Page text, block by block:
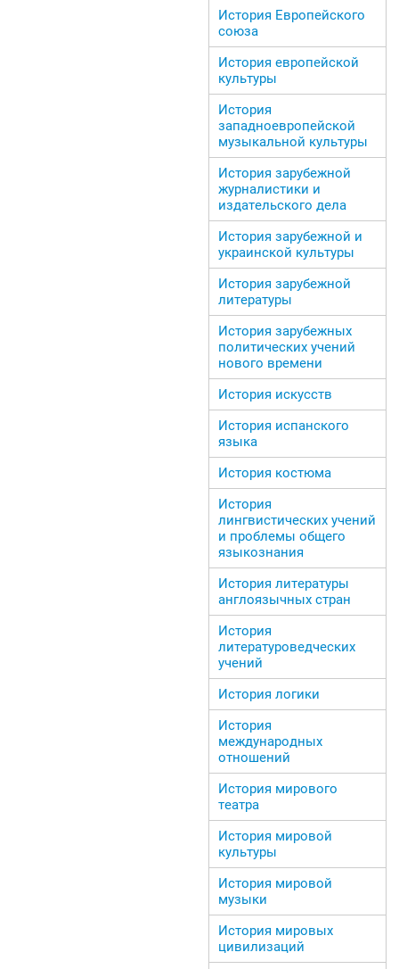
История Европейского
союза
История европейской
культуры
История
западноевропейской
музыкальной культуры
История зарубежной
журналистики и
издательского дела
История зарубежной и
украинской культуры
История зарубежной
литературы
История зарубежных
политических учений
нового времени
История искусств
История испанского
языка
История костюма
История
лингвистических учений
и проблемы общего
языкознания
История литературы
англоязычных стран
История
литературоведческих
учений
История логики
История
международных
отношений
История мирового
театра
История мировой
культуры
История мировой
музыки
История мировых
цивилизаций